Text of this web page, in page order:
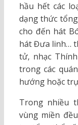
hầu hết các
dạng thức
cho đến hát
hát Đưa linh…
tử, nhạc
trong các
hướng hoặc
Trong nhiều
vùng miền